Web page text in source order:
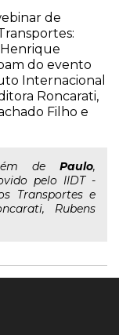
de
do evento
Internacional
Roncarati,
Filho e
de Paulo,
pelo IIDT -
Transportes e
Rubens